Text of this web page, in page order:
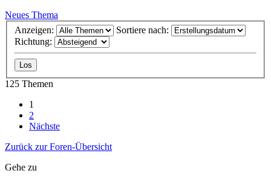
Neues Thema
Anzeigen:
Sortiere nach:
Richtung:
125 Themen
1
2
Nächste
Zurück zur Foren-Übersicht
Gehe zu